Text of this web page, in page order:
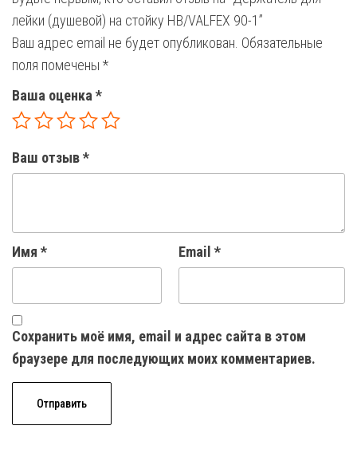
лейки (душевой) на стойку НВ/VALFEX 90-1”
Ваш адрес email не будет опубликован. Обязательные
поля помечены *
Ваша оценка *
Ваш отзыв*
Имя * Email *
Сохранить моё имя, email и адрес сайта в этом
браузере для последующих моих комментариев.